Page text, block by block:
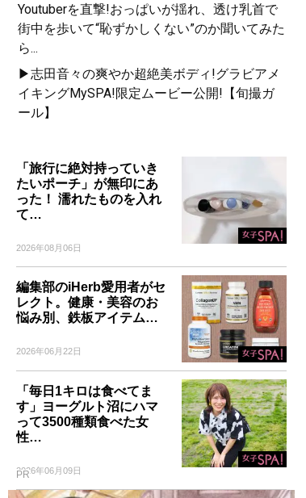
Youtuberを直撃!おっぱいが揺れ、透け乳首で
街中を歩いて“恥ずかしくない”のか聞いてみた
ら...
▶志田音々の爽やか超絶美ボディ!グラビアメ
イキングMySPA!限定ムービー公開!【旬撮ガ
ール】
「旅行に絶対持っていき
たいポーチ」が無印にあ
った！ 濡れたものを入れ
て…
2026年08月06日
編集部のiHerb愛用者がセ
レクト。健康・美容のお
悩み別、鉄板アイテム…
2026年06月22日
「毎日1キロは食べてま
す」ヨーグルト沼にハマ
って3500種類食べた女
性…
2026年06月09日
PR